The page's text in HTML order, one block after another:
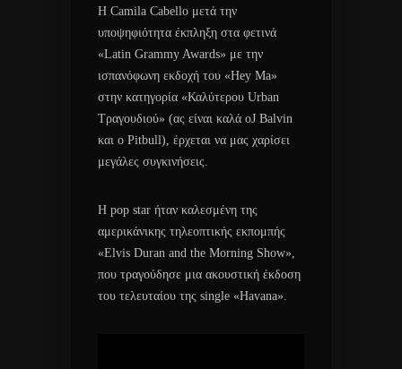
H Camila Cabello μετά την
υποψηφιότητα έκπληξη στα φετινά
«Latin Grammy Awards» με την
ισπανόφωνη εκδοχή του «Hey Ma»
στην κατηγορία «Καλύτερου Urban
Τραγουδιού» (ας είναι καλά οJ Balvin
και ο Pitbull), έρχεται να μας χαρίσει
μεγάλες συγκινήσεις.
Η pop star ήταν καλεσμένη της
αμερικάνικης τηλεοπτικής εκπομπής
«Elvis Duran and the Morning Show»,
που τραγούδησε μια ακουστική έκδοση
του τελευταίου της single «Havana».